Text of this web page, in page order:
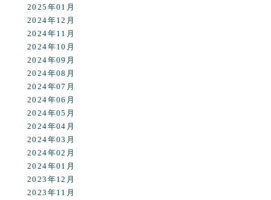
2025年01月
2024年12月
2024年11月
2024年10月
2024年09月
2024年08月
2024年07月
2024年06月
2024年05月
2024年04月
2024年03月
2024年02月
2024年01月
2023年12月
2023年11月